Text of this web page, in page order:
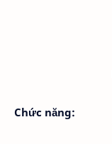
Chức năng: